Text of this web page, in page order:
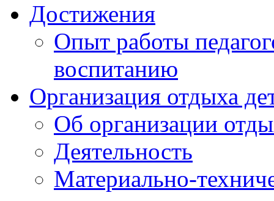
Достижения
Опыт работы
воспитанию
Организация отдыха
Об организации
Деятельность
Материально-